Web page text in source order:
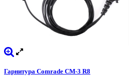
Гарнитура Comrade CM-3 R8